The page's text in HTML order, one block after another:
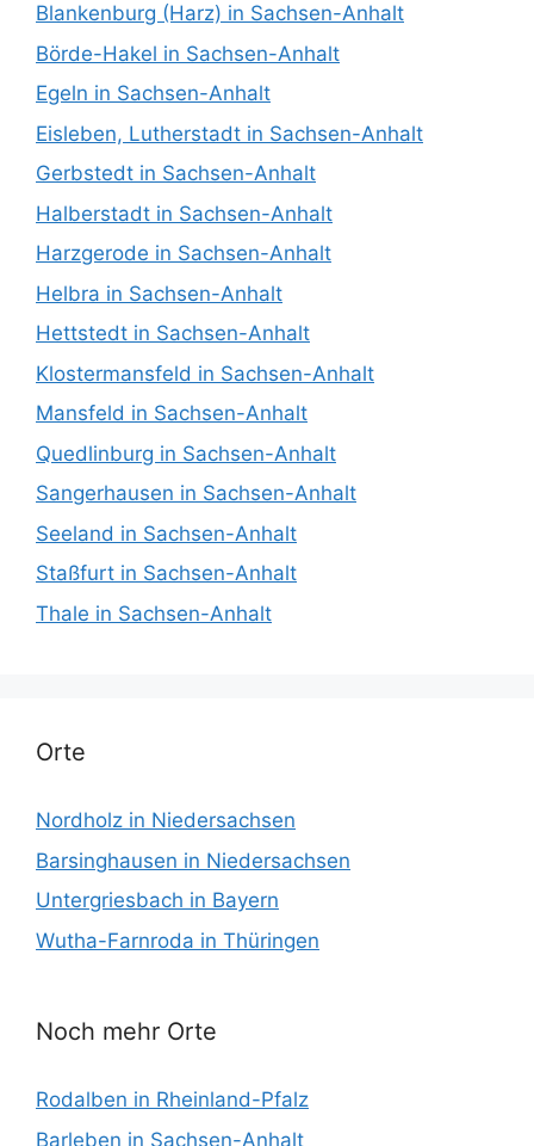
Blankenburg (Harz) in Sachsen-Anhalt
Börde-Hakel in Sachsen-Anhalt
Egeln in Sachsen-Anhalt
Eisleben, Lutherstadt in Sachsen-Anhalt
Gerbstedt in Sachsen-Anhalt
Halberstadt in Sachsen-Anhalt
Harzgerode in Sachsen-Anhalt
Helbra in Sachsen-Anhalt
Hettstedt in Sachsen-Anhalt
Klostermansfeld in Sachsen-Anhalt
Mansfeld in Sachsen-Anhalt
Quedlinburg in Sachsen-Anhalt
Sangerhausen in Sachsen-Anhalt
Seeland in Sachsen-Anhalt
Staßfurt in Sachsen-Anhalt
Thale in Sachsen-Anhalt
Orte
Nordholz in Niedersachsen
Barsinghausen in Niedersachsen
Untergriesbach in Bayern
Wutha-Farnroda in Thüringen
Noch mehr Orte
Rodalben in Rheinland-Pfalz
Barleben in Sachsen-Anhalt